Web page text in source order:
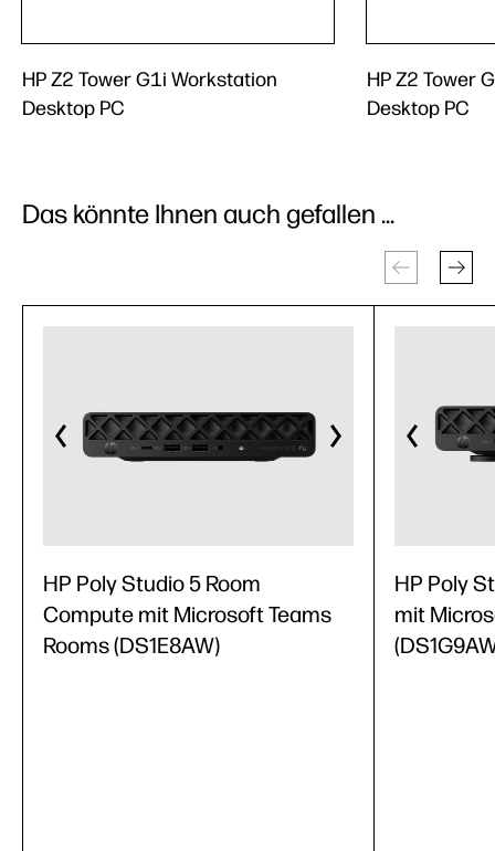
HP Z2 Tower G1i Workstation
Desktop PC
HP Z2 Tower
Desktop PC
Das könnte Ihnen auch gefallen ...
HP Poly Studio 5 Room
Compute mit Microsoft Teams
Rooms (DS1E8AW)
HP Poly
mit